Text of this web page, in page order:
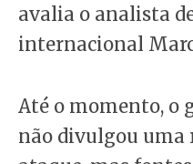
avalia o analista
internacional
Até o momento, o
não divulgou uma